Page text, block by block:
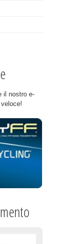
il nostro e-